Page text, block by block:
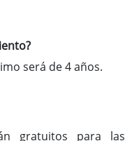
será de 4 años.
gratuitos para las